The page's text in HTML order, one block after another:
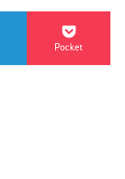
Pocket